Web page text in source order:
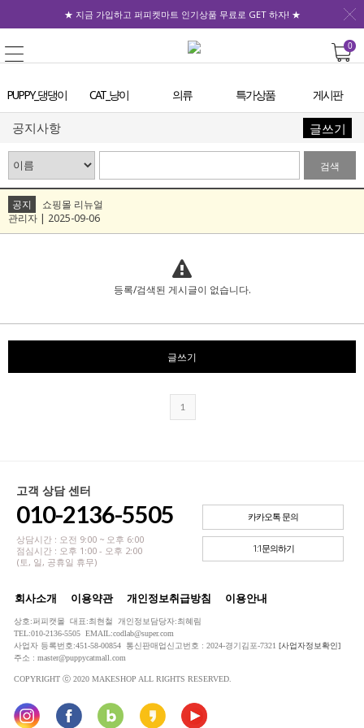
★ 지금 가입하고 퍼피켓마트 인기상품 무료로 GET 하자! ★
0
PUPPY_댕댕이 CAT_냥이 의류 특가상품 게시판
공지사항 글쓰기
검색
공지
쇼핑몰 리뉴얼
관리자 | 2025-09-06
등록/검색된 게시글이 없습니다.
글쓰기
1
고객 상담 센터
010-2136-5505
상담시간 : 오전 9:00 ~ 오후 6:00
점심시간 : 오후 1:00 - 오후 2:00
(토, 일, 공휴일 휴무)
카카오톡 문의
1:1문의하기
회사소개 이용약관 개인정보취급방침 이용안내
상호:퍼피캣몰 대표:최현철 개인정보담당자:최혜림
TEL:010-2136-5505 EMAIL:codlab@super.com
사업자 등록번호:451-58-00854 통신판매업신고번호 : 2024-경기김포-7321 [사업자정보확인]
주소 : master@puppycatmall.com
COPYRIGHT ⓒ 2020 MAKESHOP ALL RIGHTS RESERVED.